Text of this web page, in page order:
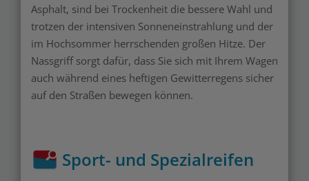
Asphalt, sind bei Trockenheit die bessere Wahl und
trotzen der intensiven Sonneneinstrahlung und der
im Hochsommer herrschenden großen Hitze. Der
Nassgriff sorgt dafür, dass Sie sich mit Ihrem Wagen
auch während eines heftigen Gewitterregens sicher
auf den Straßen bewegen können.
Sport- und Spezialreifen